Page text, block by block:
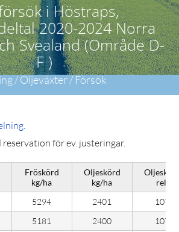
i Höstraps,
2020-2024 Norra
Svealand (Område D-
F )
/ Oljeväxter / Försök
reservation för ev. justeringar.
Fröskörd
kg/ha
Oljeskörd
kg/ha
rel.
5294 2401
107
5181 2400
107